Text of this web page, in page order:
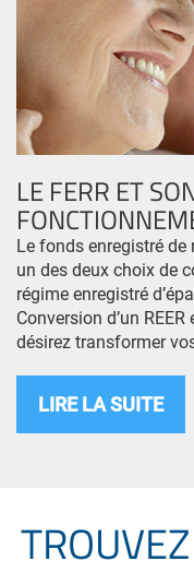
LE FERR ET
Le fonds enregistré de
un des deux choix de
régime enregistré
Conversion d’un
désirez transformer
LIRE LA SUITE